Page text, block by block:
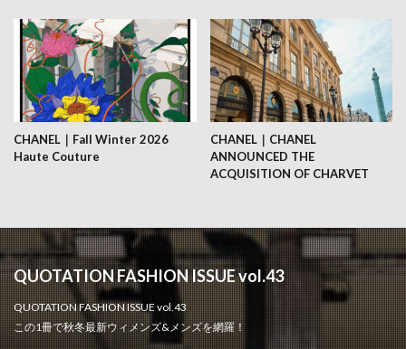
CHANEL｜Fall Winter 2026
Haute Couture
CHANEL｜CHANEL
ANNOUNCED THE
ACQUISITION OF CHARVET
QUOTATION FASHION ISSUE vol.43
QUOTATION FASHION ISSUE vol.43
この1冊で秋冬最新ウィメンズ&メンズを網羅！